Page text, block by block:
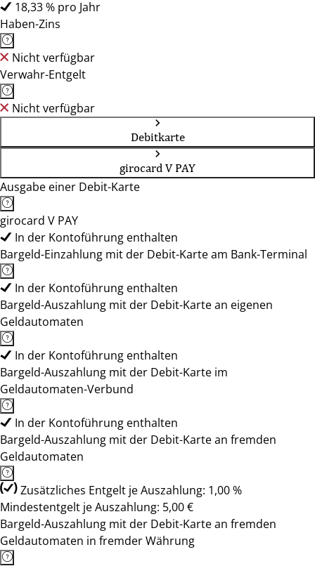
18,33 % pro Jahr
Haben-Zins
Nicht verfügbar
Verwahr-Entgelt
Nicht verfügbar
Debitkarte
girocard V PAY
Ausgabe einer Debit-Karte
girocard V PAY
In der Kontoführung enthalten
Bargeld-Einzahlung mit der Debit-Karte am Bank-Terminal
In der Kontoführung enthalten
Bargeld-Auszahlung mit der Debit-Karte an eigenen
Geldautomaten
In der Kontoführung enthalten
Bargeld-Auszahlung mit der Debit-Karte im
Geldautomaten-Verbund
In der Kontoführung enthalten
Bargeld-Auszahlung mit der Debit-Karte an fremden
Geldautomaten
Zusätzliches Entgelt je Auszahlung: 1,00 %
Mindestentgelt je Auszahlung: 5,00 €
Bargeld-Auszahlung mit der Debit-Karte an fremden
Geldautomaten in fremder Währung